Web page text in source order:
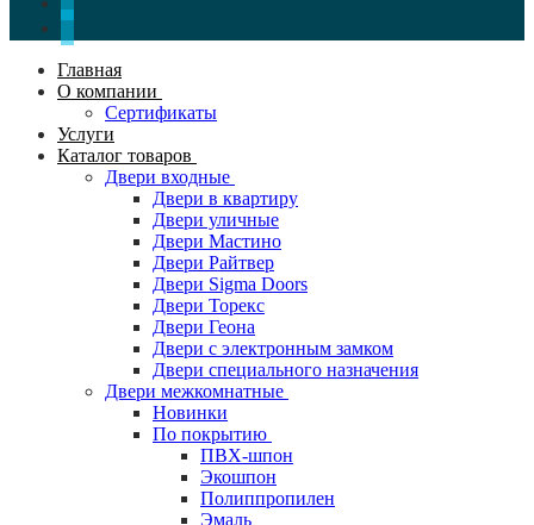
Главная
О компании
Сертификаты
Услуги
Каталог товаров
Двери входные
Двери в квартиру
Двери уличные
Двери Мастино
Двери Райтвер
Двери Sigma Doors
Двери Торекс
Двери Геона
Двери с электронным замком
Двери специального назначения
Двери межкомнатные
Новинки
По покрытию
ПВХ-шпон
Экошпон
Полиппропилен
Эмаль